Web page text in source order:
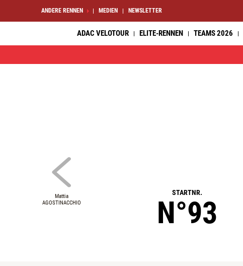
ANDERE RENNEN MEDIEN NEWSLETTER
ADAC VELOTOUR ELITE-RENNEN TEAMS 2026
STARTNR.
N°93
Mattia
AGOSTINACCHIO